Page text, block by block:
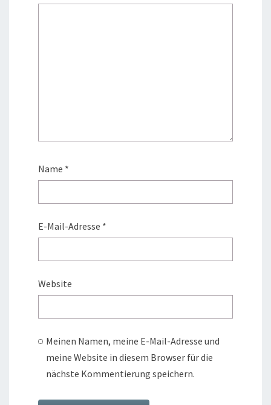
Name *
E-Mail-Adresse *
Website
Meinen Namen, meine E-Mail-Adresse und
meine Website in diesem Browser für die
nächste Kommentierung speichern.